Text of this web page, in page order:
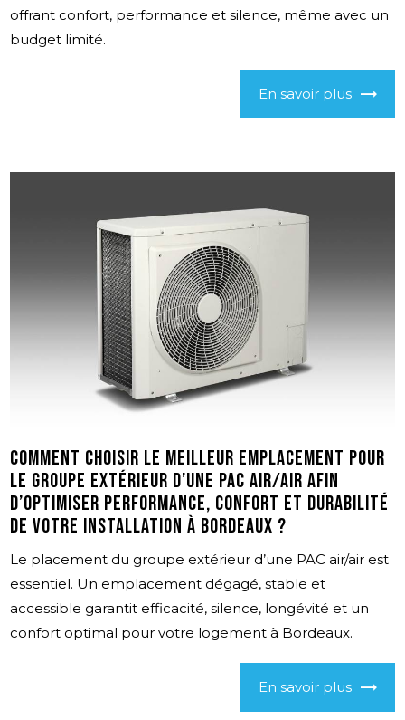
offrant confort, performance et silence, même avec un
budget limité.
En savoir plus
Comment choisir le meilleur emplacement pour
le groupe extérieur d’une PAC air/air afin
d’optimiser performance, confort et durabilité
de votre installation à Bordeaux ?
Le placement du groupe extérieur d’une PAC air/air est
essentiel. Un emplacement dégagé, stable et
accessible garantit efficacité, silence, longévité et un
confort optimal pour votre logement à Bordeaux.
En savoir plus